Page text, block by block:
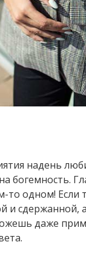
надень
богемность.
то одном! Если
и сдержанной,
даже